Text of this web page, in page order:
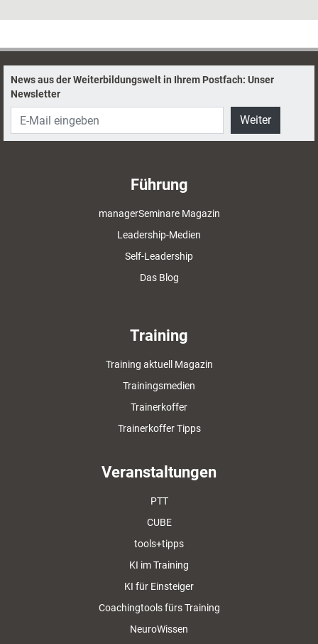
News aus der Weiterbildungswelt in Ihrem Postfach: Unser
Newsletter
Weiter
Führung
managerSeminare Magazin
Leadership-Medien
Self-Leadership
Das Blog
Training
Training aktuell Magazin
Trainingsmedien
Trainerkoffer
Trainerkoffer Tipps
Veranstaltungen
PTT
CUBE
tools+tipps
KI im Training
KI für Einsteiger
Coachingtools fürs Training
NeuroWissen